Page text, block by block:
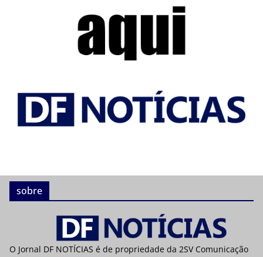
sobre
O Jornal DF NOTÍCIAS é de propriedade da 2SV Comunicação